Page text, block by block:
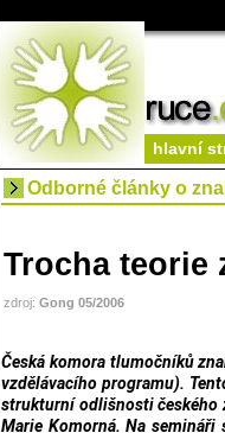
hlavní
Odborné články o
Trocha teorie
zdroj: Gong 05/2006
Česká komora tlumočníků
vzdělávacího programu).
strukturní odlišnosti českého
Marie Komorná. Na semináři